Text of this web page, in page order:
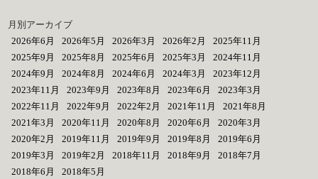
月別アーカイブ
2026年6月
2026年5月 2026年3月 2026年2月
2025年11月
2025年9月
2025年8月 2025年6月 2025年3月
2024年11月
2024年9月
2024年8月 2024年6月 2024年3月
2023年12月
2023年11月
2023年9月 2023年8月 2023年6月
2023年3月
2022年11月
2022年9月 2022年2月 2021年11月
2021年8月
2021年3月
2020年11月 2020年8月 2020年6月
2020年3月
2020年2月
2019年11月 2019年9月 2019年8月
2019年6月
2019年3月
2019年2月 2018年11月 2018年9月
2018年7月
2018年6月
2018年5月